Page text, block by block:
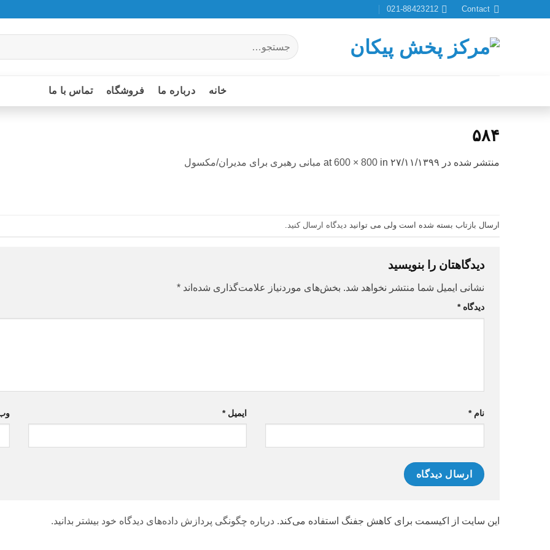
Contact
021-88423212
جستجو
برای:
خانه درباره ما فروشگاه تماس با ما
۵۸۴
منتشر شده در ۲۷/۱۱/۱۳۹۹ 600 × 800 in مبانی رهبری برای مدیران/مکسول
ارسال بازتاب بسته شده است ولی می توانید دیدگاه ارسال کنید
دیدگاهتان را بنویسید
نشانی ایمیل شما منتشر نخواهد شد. بخش‌های موردنیاز علامت‌گذاری شده‌اند *
دیدگاه*
نام* ایمیل*
این سایت از اکیسمت برای کاهش جفنگ استفاده می‌کند. درباره چگونگی پردازش داده‌های دیدگاه خود بیشتر بدانید.